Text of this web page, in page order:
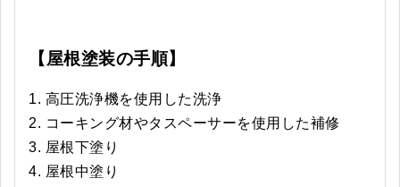
【屋根塗装の手順】
高圧洗浄機を使用した洗浄
コーキング材やタスペーサーを使用した補修
屋根下塗り
屋根中塗り